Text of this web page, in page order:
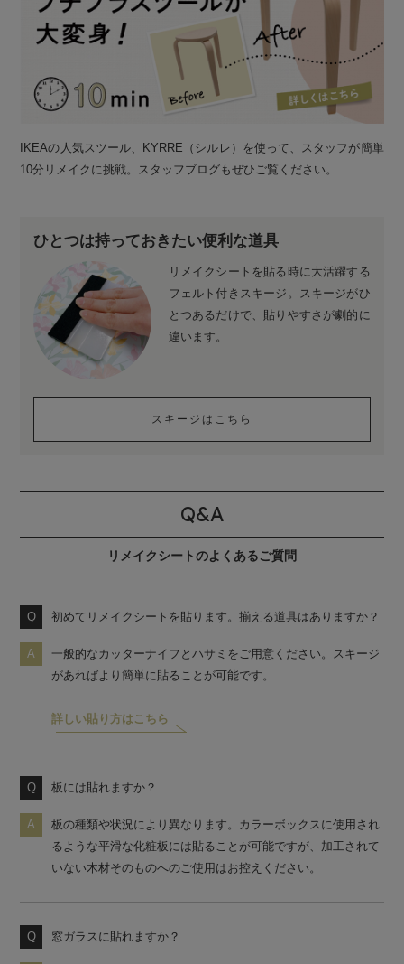
IKEAの人気スツール、KYRRE（シルレ）を使って、スタッフが簡単
10分リメイクに挑戦。スタッフブログもぜひご覧ください。
ひとつは持っておきたい便利な道具
リメイクシートを貼る時に大活躍する
フェルト付きスキージ。スキージがひ
とつあるだけで、貼りやすさが劇的に
違います。
スキージはこちら
Q&A
リメイクシートのよくあるご質問
初めてリメイクシートを貼ります。揃える道具はありますか？
一般的なカッターナイフとハサミをご用意ください。スキージ
があればより簡単に貼ることが可能です。
詳しい貼り方はこちら
板には貼れますか？
板の種類や状況により異なります。カラーボックスに使用され
るような平滑な化粧板には貼ることが可能ですが、加工されて
いない木材そのものへのご使用はお控えください。
窓ガラスに貼れますか？